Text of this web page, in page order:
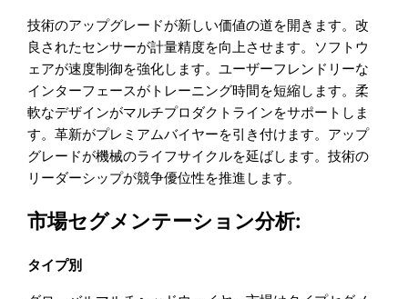
技術のアップグレードが新しい価値の道を開きます。改
良されたセンサーが計量精度を向上させます。ソフトウ
ェアが速度制御を強化します。ユーザーフレンドリーな
インターフェースがトレーニング時間を短縮します。柔
軟なデザインがマルチプロダクトラインをサポートしま
す。革新がプレミアムバイヤーを引き付けます。アップ
グレードが機械のライフサイクルを延ばします。技術の
リーダーシップが競争優位性を推進します。
市場セグメンテーション分析:
タイプ別